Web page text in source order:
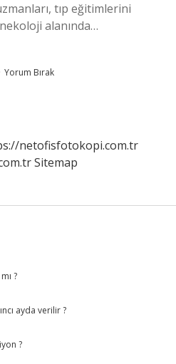
tıp eğitimlerini
alanında…
Yorum Bırak
netofisfotokopi.com.tr
Sitemap
?
ayda verilir ?
?